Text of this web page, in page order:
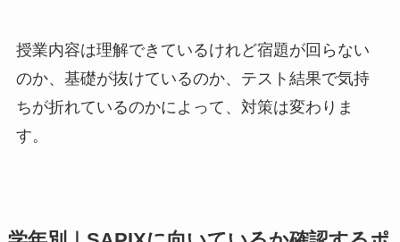
授業内容は理解できているけれど宿題が回らない
のか、基礎が抜けているのか、テスト結果で気持
ちが折れているのかによって、対策は変わりま
す。